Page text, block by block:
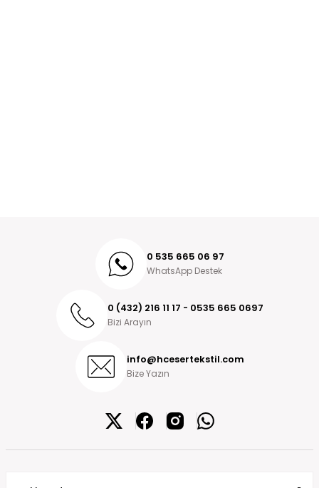
0 535 665 06 97
WhatsApp Destek
0 (432) 216 11 17 - 0535 665 0697
Bizi Arayın
info@hcesertekstil.com
Bize Yazın